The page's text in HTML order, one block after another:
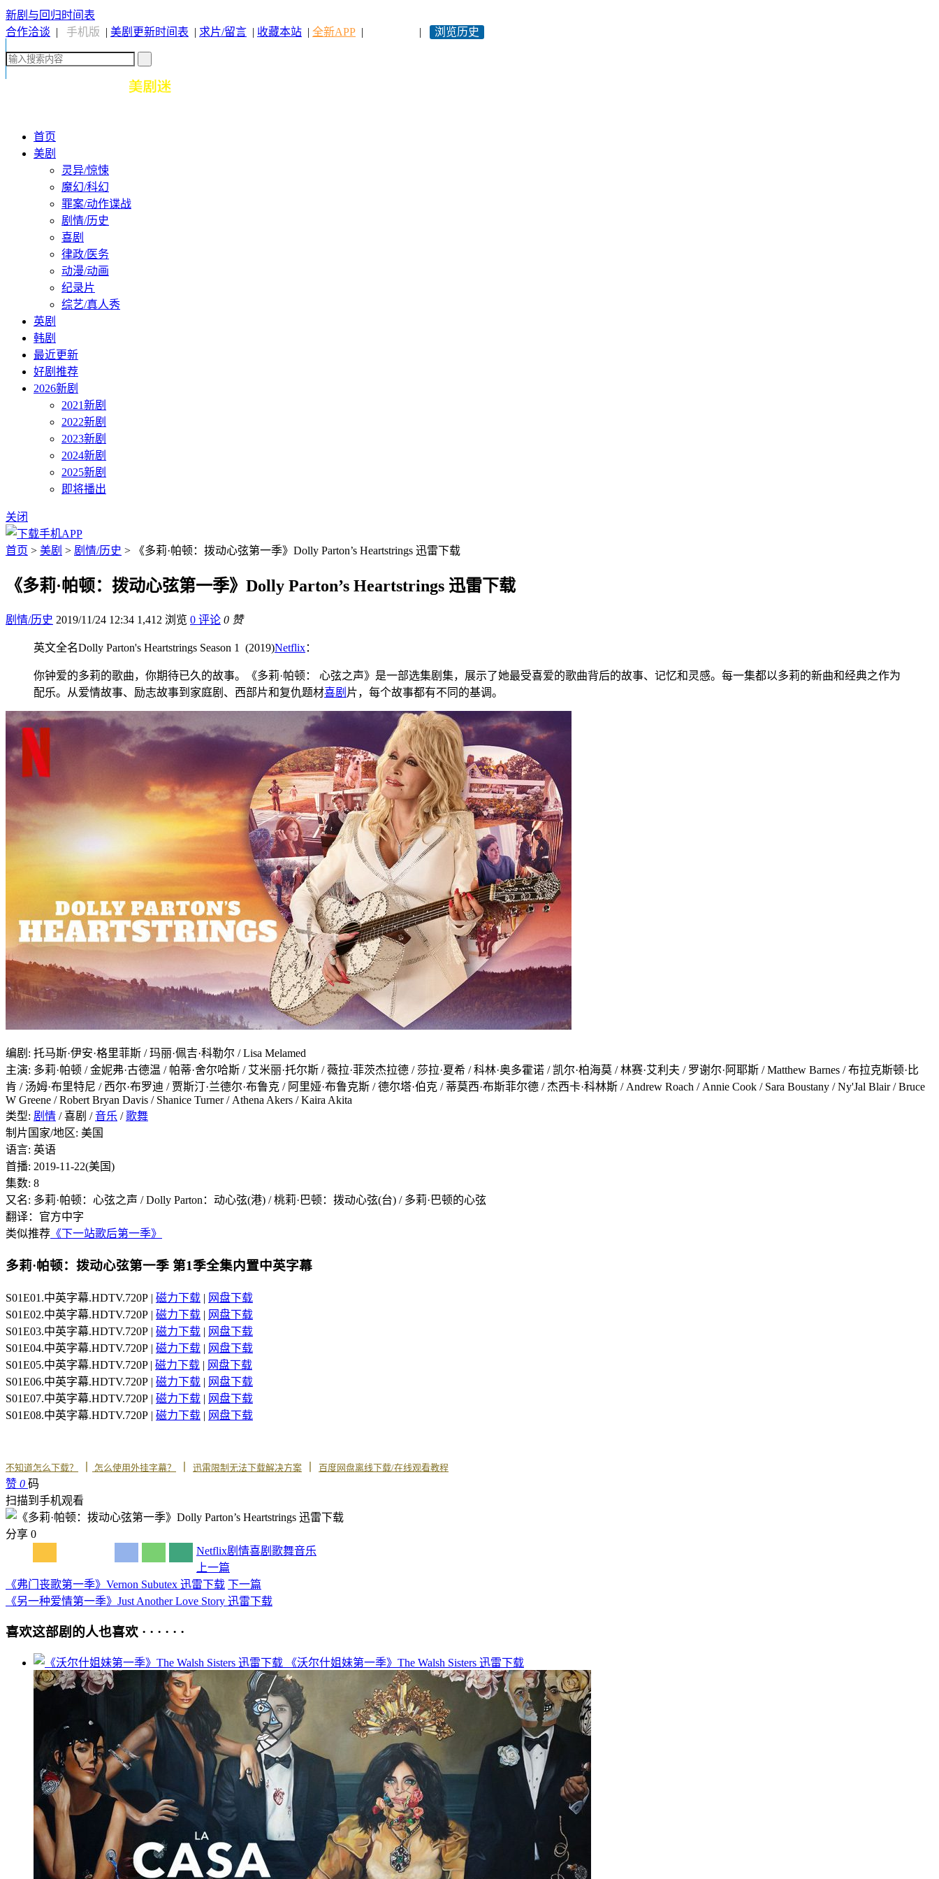
新剧与回归时间表
合作洽谈 | 手机版 | 美剧更新时间表 | 求片/留言 | 收藏本站 | 全新APP | | 浏览历史
首页
美剧
灵异/惊悚
魔幻/科幻
罪案/动作谍战
剧情/历史
喜剧
律政/医务
动漫/动画
纪录片
综艺/真人秀
英剧
韩剧
最近更新
好剧推荐
2026新剧
2021新剧
2022新剧
2023新剧
2024新剧
2025新剧
即将播出
关闭
首页 > 美剧 > 剧情/历史 > 《多莉·帕顿：拨动心弦第一季》Dolly Parton’s Heartstrings 迅雷下载
《多莉·帕顿：拨动心弦第一季》Dolly Parton’s Heartstrings 迅雷下载
剧情/历史 2019/11/24 12:34 1,412 浏览 0 评论 0 赞
英文全名Dolly Parton's Heartstrings Season 1 (2019)Netflix：
你钟爱的多莉的歌曲，你期待已久的故事。《多莉·帕顿： 心弦之声》是一部选集剧集，展示了她最受喜爱的歌曲背后的故事、记忆和灵感。每一集都以多莉的新曲和经典之作为
配乐。从爱情故事、励志故事到家庭剧、西部片和复仇题材喜剧 片，每个故事都有不同的基调。
编剧 : 托马斯·伊安·格里菲斯 / 玛丽·佩吉·科勒尔 / Lisa Melamed
主演: 多莉·帕顿 / 金妮弗·古德温 / 帕蒂·舍尔哈斯 / 艾米丽·托尔斯 / 薇拉·菲茨杰拉德 / 莎拉·夏希 / 科林·奥多霍诺 / 凯尔·柏海莫 / 林赛·艾利夫 / 罗谢尔·阿耶斯 / Matthew Barnes / 布拉克斯顿·比
肯 / 汤姆·布里特尼 / 西尔·布罗迪 / 贾斯汀·兰德尔·布鲁克 / 阿里娅·布鲁克斯 / 德尔塔·伯克 / 蒂莫西·布斯菲尔德 / 杰西卡·科林斯 / Andrew Roach / Annie Cook / Sara Boustany / Ny'Jal Blair / Bruce
W Greene / Robert Bryan Davis / Shanice Turner / Athena Akers / Kaira Akita
类型: 剧情 / 喜剧 /音乐 /歌舞
制片国家/地区: 美国
语言: 英语
首播: 2019-11-22(美国)
集数: 8
又名: 多莉·帕顿：心弦之声 / Dolly Parton：动心弦(港) / 桃莉·巴顿：拨动心弦(台) / 多莉·巴顿的心弦
翻译：官方中字
类似推荐 《下一站歌后第一季》
多莉·帕顿：拨动心弦第一季 第1季全集内置中英字幕
S01E01.中英字幕.HDTV.720P | 磁力下载 | 网盘下载
S01E02.中英字幕.HDTV.720P | 磁力下载 | 网盘下载
S01E03.中英字幕.HDTV.720P | 磁力下载 | 网盘下载
S01E04.中英字幕.HDTV.720P | 磁力下载 | 网盘下载
S01E05.中英字幕.HDTV.720P | 磁力下载 | 网盘下载
S01E06.中英字幕.HDTV.720P | 磁力下载 | 网盘下载
S01E07.中英字幕.HDTV.720P | 磁力下载 | 网盘下载
S01E08.中英字幕.HDTV.720P | 磁力下载 | 网盘下载
不知道怎么下载？ 怎么使用外挂字幕？ 迅雷限制无法下载解决方案 百度网盘离线下载/在线观看教程
赞 0 码
扫描到手机观看
分享 0
Netflix剧情喜剧 歌舞音乐
上一篇
《弗门丧歌第一季》Vernon Subutex 迅雷下载 下一篇
《另一种爱情第一季》Just Another Love Story 迅雷下载
喜欢这部剧的人也喜欢 · · · · · ·
《沃尔什姐妹第一季》The Walsh Sisters 迅雷下载